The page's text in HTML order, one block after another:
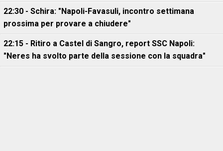
22:30 - Schira: "Napoli-Favasuli, incontro settimana
prossima per provare a chiudere"
22:15 - Ritiro a Castel di Sangro, report SSC Napoli:
"Neres ha svolto parte della sessione con la squadra"